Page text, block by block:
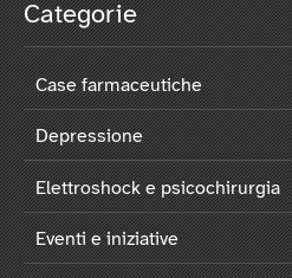
Categorie
Case farmaceutiche
Depressione
Elettroshock e psicochirurgia
Eventi e iniziative